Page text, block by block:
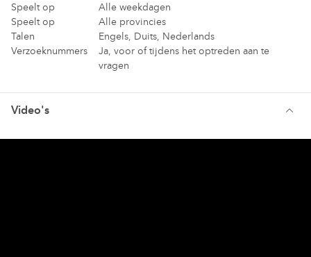
We hebben een enorm repertoire waardoor er voor ieder wat
wils wordt gespeeld. Van Bruno Mars tot Joe Cocker, van Spice
Girls tot Tino Martin en van Evanescence tot Major Lazer.
Heb je vragen? Wil je ons boeken? Neem contact met ons op!
Speelt op
Alle weekdagen
Speelt op
Alle provincies
Talen
Engels, Duits, Nederlands
Verzoeknummers
Ja, voor of tijdens het optreden aan te
vragen
Video's